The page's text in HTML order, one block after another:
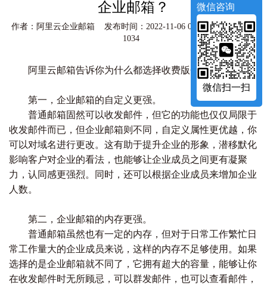
企业邮箱？
作者：阿里云企业邮箱 发布时间：2022-11-06 09:09:09 访问量：
1034
阿里云邮箱告诉你为什么都选择收费版企业邮箱？
第一，企业邮箱的自定义更强。
普通邮箱固然可以收发邮件，但它的功能也仅仅局限于
收发邮件而已，但企业邮箱则不同，自定义属性更优越，你
可以对域名进行更改。这有助于提升企业的形象，潜移默化
影响客户对企业的看法，也能够让企业成员之间更有凝聚
力，认同感更强烈。同时，还可以根据企业成员来增加企业
人数。
第二，企业邮箱的内存更强。
普通邮箱虽然也有一定的内存，但对于日常工作繁忙日
常工作量大的企业成员来说，这样的内存不足够使用。如果
选择的是企业邮箱就不同了，它拥有超大的容量，能够让你
在收发邮件时无所顾忌，可以群发邮件，也可以查看邮件，
微信咨询
微信扫一扫